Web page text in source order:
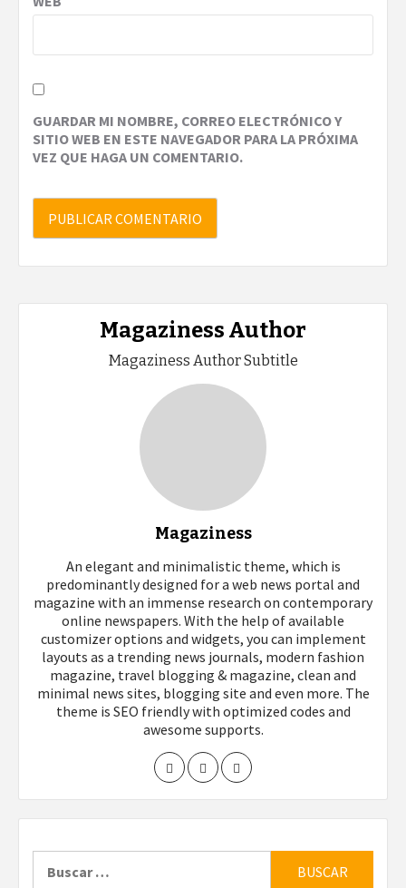
GUARDAR MI NOMBRE, CORREO ELECTRÓNICO Y
SITIO WEB EN ESTE NAVEGADOR PARA LA PRÓXIMA
VEZ QUE HAGA UN COMENTARIO.
Magaziness Author
Magaziness Author Subtitle
Magaziness
An elegant and minimalistic theme, which is
predominantly designed for a web news portal and
magazine with an immense research on contemporary
online newspapers. With the help of available
customizer options and widgets, you can implement
layouts as a trending news journals, modern fashion
magazine, travel blogging & magazine, clean and
minimal news sites, blogging site and even more. The
theme is SEO friendly with optimized codes and
awesome supports.